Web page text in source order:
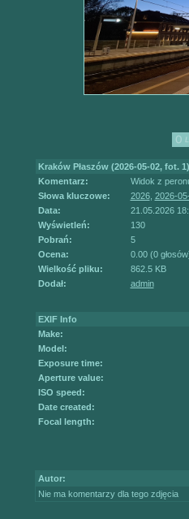
Kraków Płaszów (2026-05-02, fot. 1)
Komentarz:
Widok z
Słowa kluczowe:
2026, 2026-
Data:
21.05.2026
Wyświetleń:
130
Pobrań:
5
Ocena:
0.00 (0
Wielkość pliku:
862.5 KB
Dodał:
admin
EXIF Info
Make:
Model:
Exposure time:
Aperture value:
ISO speed:
Date created:
Focal length:
Autor:
Nie ma komentarzy dla tego zdjęcia